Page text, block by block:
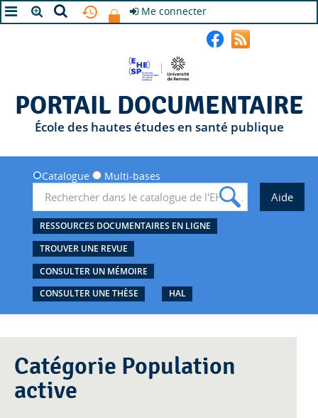
Me connecter
PORTAIL DOCUMENTAIRE
École des hautes études en santé publique
Catalogue Multi-bases
RESSOURCES DOCUMENTAIRES EN LIGNE
TROUVER UNE REVUE
CONSULTER UN MÉMOIRE
CONSULTER UNE THÈSE
HAL
Catégorie Population
active